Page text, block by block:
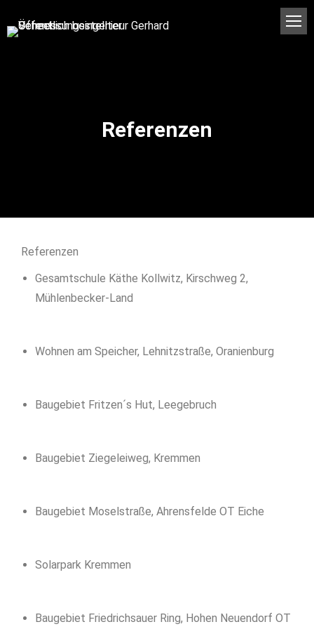
Referenzen
Referenzen
Gesamtschule Käthe Kollwitz, Kirschweg 2,
Mühlenbecker-Land
Wohnen am Speicher, Lehnitzstraße, Oranienburg
Baugebiet Fritzen´s Hut, Leegebruch
Baugebiet Ziegeleiweg, Kremmen
Baugebiet Moselstraße, Ahrensfelde OT Eiche
Solarpark Kremmen
Baugebiet Friedrichsauer Ring, Hohen Neuendorf OT